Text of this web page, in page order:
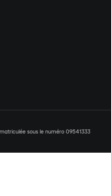
sous le numéro 09541333